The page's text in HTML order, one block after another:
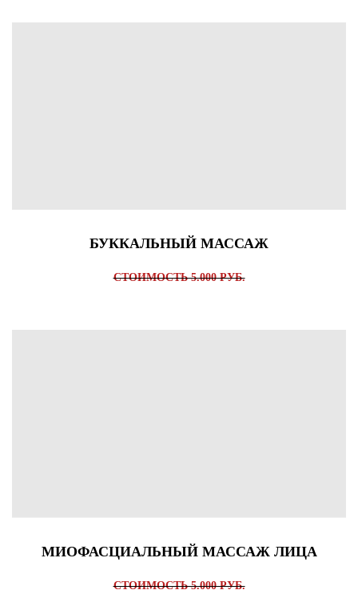
БУККАЛЬНЫЙ МАССАЖ
СТОИМОСТЬ 5.000 РУБ.
МИОФАСЦИАЛЬНЫЙ МАССАЖ ЛИЦА
СТОИМОСТЬ 5.000 РУБ.